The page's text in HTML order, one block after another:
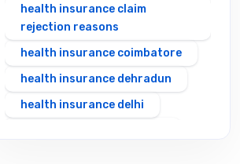
health insurance claim
rejection reasons
health insurance coimbatore
health insurance dehradun
health insurance delhi